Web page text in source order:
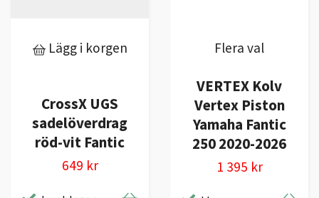
Lägg i korgen
CrossX UGS
sadelöverdrag
röd-vit Fantic
649 kr
Flera val
VERTEX Kolv
Vertex Piston
Yamaha Fantic
250 2020-2026
1 395 kr